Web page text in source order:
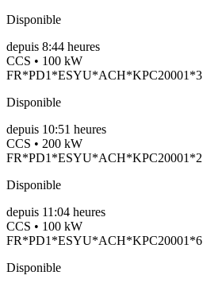
Disponible
depuis 8:44 heures
CCS • 100 kW
FR*PD1*ESYU*ACH*KPC20001*3
Disponible
depuis 10:51 heures
CCS • 200 kW
FR*PD1*ESYU*ACH*KPC20001*2
Disponible
depuis 11:04 heures
CCS • 100 kW
FR*PD1*ESYU*ACH*KPC20001*6
Disponible